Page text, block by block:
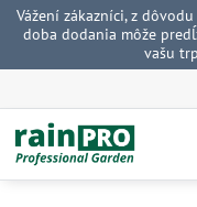
Vážení zákazníci, z
doba dodania môže
vašu